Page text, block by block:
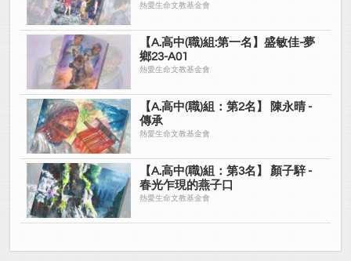
熱愛生命文教基金會
【A.高中(職)組:第一名】盛敏佳-夢
鄉23-A01
熱愛生命文教基金會
【A.高中(職)組：第2名】 陳永晴 -
傳承
熱愛生命文教基金會
【A.高中(職)組：第3名】 顏子騂 -
春光乍現的燕子口
熱愛生命文教基金會